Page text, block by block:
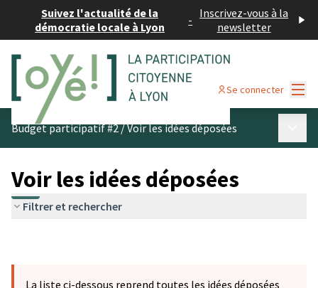
Suivez l'actualité de la
démocratie locale à Lyon
- Inscrivez-vous à la
newsletter
Se connecter
Budget participatif #2/Voir les idées déposées
Voir les idées déposées
Filtrer et rechercher
La liste ci-dessous reprend toutes les idées déposées